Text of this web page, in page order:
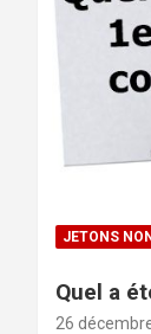
JETONS
Quel a
26